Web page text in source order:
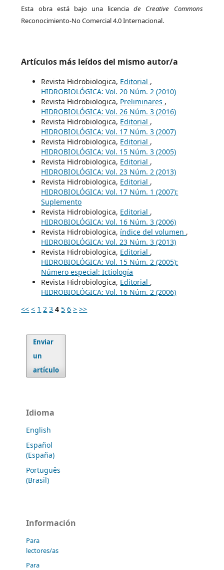
Esta obra está bajo una licenciade Creative Commons
Reconocimiento-No Comercial 4.0 Internacional.
Artículos más leídos del mismo autor/a
Revista Hidrobiologica, Editorial ,
HIDROBIOLÓGICA: Vol. 20 Núm. 2 (2010)
Revista Hidrobiologica, Preliminares ,
HIDROBIOLÓGICA: Vol. 26 Núm. 3 (2016)
Revista Hidrobiologica, Editorial ,
HIDROBIOLÓGICA: Vol. 17 Núm. 3 (2007)
Revista Hidrobiologica, Editorial ,
HIDROBIOLÓGICA: Vol. 15 Núm. 3 (2005)
Revista Hidrobiologica, Editorial ,
HIDROBIOLÓGICA: Vol. 23 Núm. 2 (2013)
Revista Hidrobiologica, Editorial ,
HIDROBIOLÓGICA: Vol. 17 Núm. 1 (2007):
Suplemento
Revista Hidrobiologica, Editorial ,
HIDROBIOLÓGICA: Vol. 16 Núm. 3 (2006)
Revista Hidrobiologica, índice del volumen ,
HIDROBIOLÓGICA: Vol. 23 Núm. 3 (2013)
Revista Hidrobiologica, Editorial ,
HIDROBIOLÓGICA: Vol. 15 Núm. 2 (2005):
Número especial: Ictiología
Revista Hidrobiologica, Editorial ,
HIDROBIOLÓGICA: Vol. 16 Núm. 2 (2006)
<< < 1 2 3 4 5 6 > >>
Enviar
un
artículo
Idioma
English
Español
(España)
Português
(Brasil)
Información
Para
lectores/as
Para